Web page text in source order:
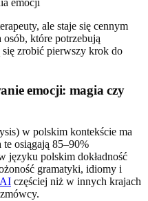
ale staje się cennym
osób, które potrzebują
zrobić pierwszy krok do
emocji: magia czy
w polskim kontekście ma
osiągają 85–90%
języku polskim dokładność
gramatyki, idiomy i
AI częściej niż w innych krajach